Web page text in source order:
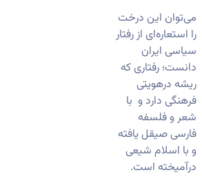
می‌توان این درخت
را استعاره‌ای از رفتار
سیاسی ایران
دانست؛ رفتاری که
ریشه درهویتی
فرهنگی دارد و با
شعر و فلسفه
فارسی صیقل یافته
و با اسلام شیعی
درآمیخته است.